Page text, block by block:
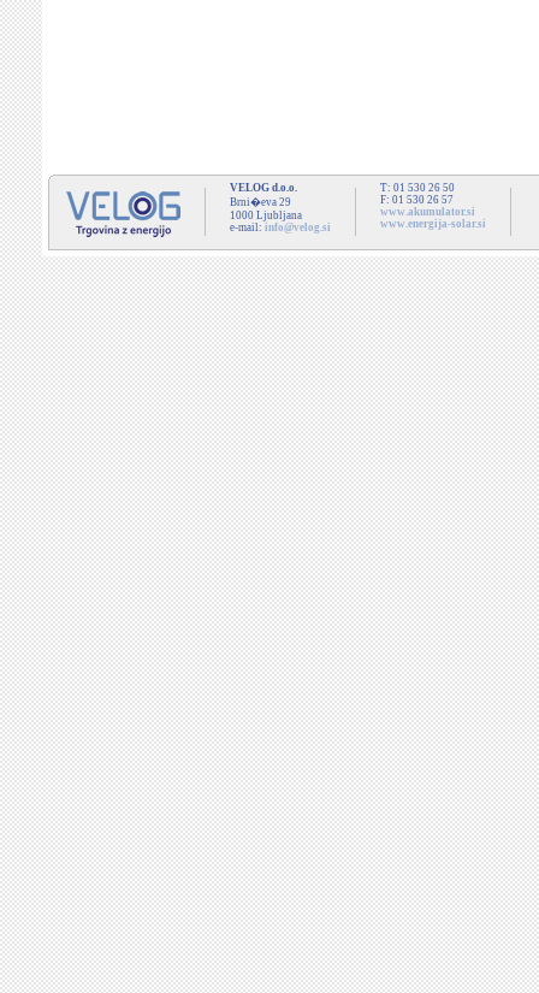
VELOG d.o.o.
Brni�eva 29
1000 Ljubljana
e-mail: info@velog.si
T: 01 530 26 50
F: 01 530 26 57
www.akumulator.si
www.energija-solar.si